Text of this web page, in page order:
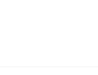
VOOR ELKAAR EN